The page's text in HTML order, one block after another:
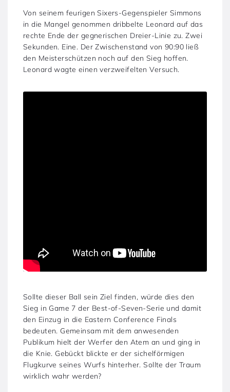
Von seinem feurigen Sixers-Gegenspieler Simmons
in die Mangel genommen dribbelte Leonard auf das
rechte Ende der gegnerischen Dreier-Linie zu. Zwei
Sekunden. Eine. Der Zwischenstand von 90:90 ließ
den Meisterschützen noch auf den Sieg hoffen.
Leonard wagte einen verzweifelten Versuch.
Sollte dieser Ball sein Ziel finden, würde dies den
Sieg in Game 7 der Best-of-Seven-Serie und damit
den Einzug in die Eastern Conference Finals
bedeuten. Gemeinsam mit dem anwesenden
Publikum hielt der Werfer den Atem an und ging in
die Knie. Gebückt blickte er der sichelförmigen
Flugkurve seines Wurfs hinterher. Sollte der Traum
wirklich wahr werden?